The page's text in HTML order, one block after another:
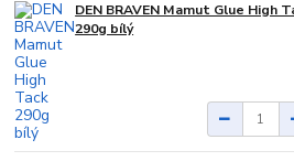
DEN BRAVEN Mamut Glue High
290g bílý